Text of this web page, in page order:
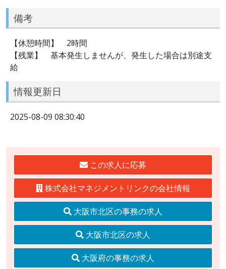
備考
【休憩時間】 2時間
【残業】 基本発生しませんが、発生した場合は別途支
給
情報更新日
2025-08-09 08:30:40
この求人に応募
株式会社マネジメントリンクの会社情報
大阪市北区の事務の求人
大阪市北区の求人
大阪府の事務の求人